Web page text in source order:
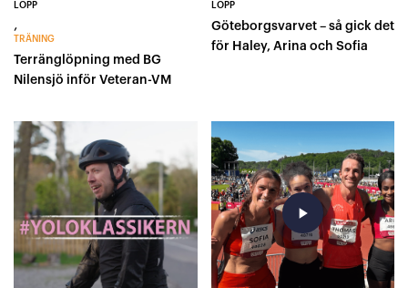
LOPP
,
TRÄNING
Terränglöpning med BG
Nilensjö inför Veteran-VM
LOPP
Göteborgsvarvet – så gick det
för Haley, Arina och Sofia
play_arrow